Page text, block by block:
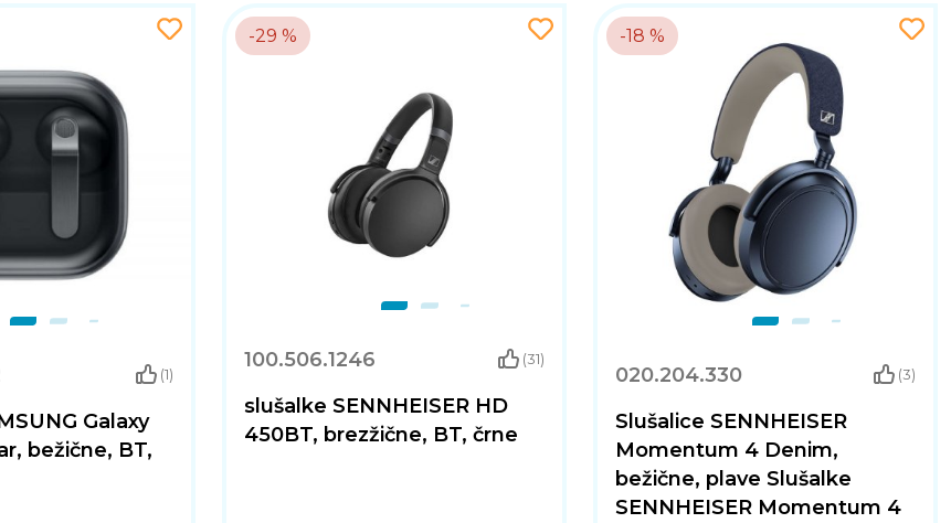
(1)
Galaxy
bežične, BT,
-29 %
100.506.1246 (31)
slušalke SENNHEISER HD
450BT, brezžične, BT, črne
-18 %
020.204.330 (3)
Slušalice SENNHEISER
Momentum 4 Denim,
bežične, plave Slušalke
SENNHEISER Momentum 4